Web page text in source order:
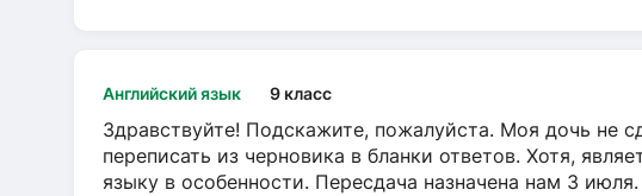
Английский язык 9 класс
Здравствуйте! Подскажите, пожалуйста. Моя дочь не
переписать из черновика в бланки ответов. Хотя,
языку в особенности. Пересдача назначена нам 3